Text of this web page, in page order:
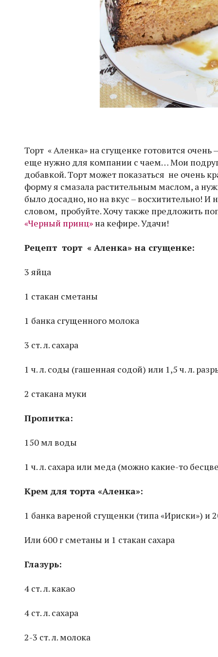
Торт « Аленка» на сгущенке готовится
еще нужно для компании с чаем… Мои
добавкой. Торт может показаться не очень
форму я смазала растительным маслом, а
было досадно, но на вкус – восхитительно!
словом, пробуйте. Хочу также предложить
«Черный принц» на кефире. Удачи!
Рецепт торт « Аленка» на сгущенке:
3 яйца
1 стакан сметаны
1 банка сгущенного молока
3 ст. л. сахара
1 ч. л. соды (гашенная содой) или 1,5 ч. л.
2 стакана муки
Пропитка:
150 мл воды
1 ч. л. сахара или меда (можно какие-то
Крем для торта «Аленка»:
1 банка вареной сгущенки (типа «Ириски») и
Или 600 г сметаны и 1 стакан сахара
Глазурь:
4 ст. л. какао
4 ст. л. сахара
2-3 ст. л. молока